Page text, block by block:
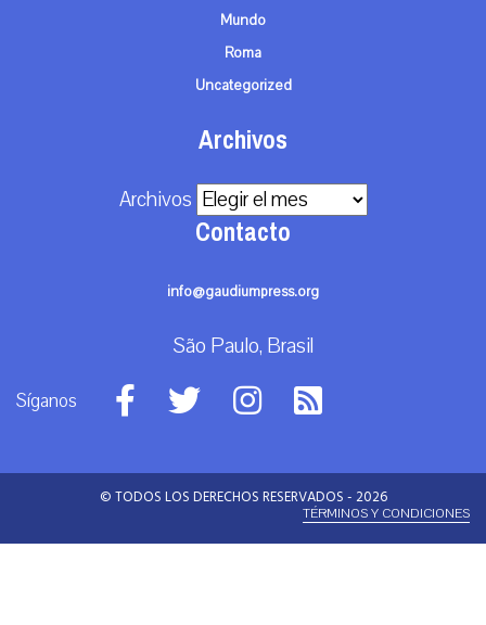
Mundo
Roma
Uncategorized
Archivos
Archivos
Contacto
info@gaudiumpress.org
São Paulo, Brasil
Síganos
© TODOS LOS DERECHOS RESERVADOS - 2026
TÉRMINOS Y CONDICIONES